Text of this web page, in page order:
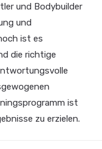
und Bodybuilder
und
ist es
die richtige
ist
zu erzielen.